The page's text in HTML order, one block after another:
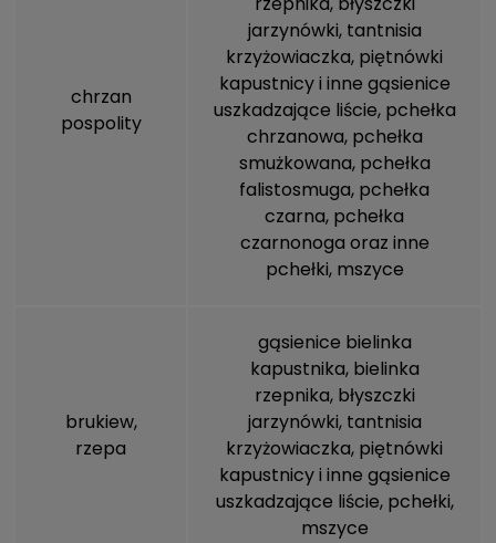
chrzan
pospolity
jarzynówki, tantnisia
krzyżowiaczka, piętnówki
kapustnicy i inne gąsienice
uszkadzające liście, pchełka
chrzanowa, pchełka
smużkowana, pchełka
falistosmuga, pchełka
czarna, pchełka
czarnonoga oraz inne
pchełki, mszyce
brukiew,
rzepa
gąsienice bielinka
kapustnika, bielinka
rzepnika, błyszczki
jarzynówki, tantnisia
krzyżowiaczka, piętnówki
kapustnicy i inne gąsienice
uszkadzające liście, pchełki,
mszyce